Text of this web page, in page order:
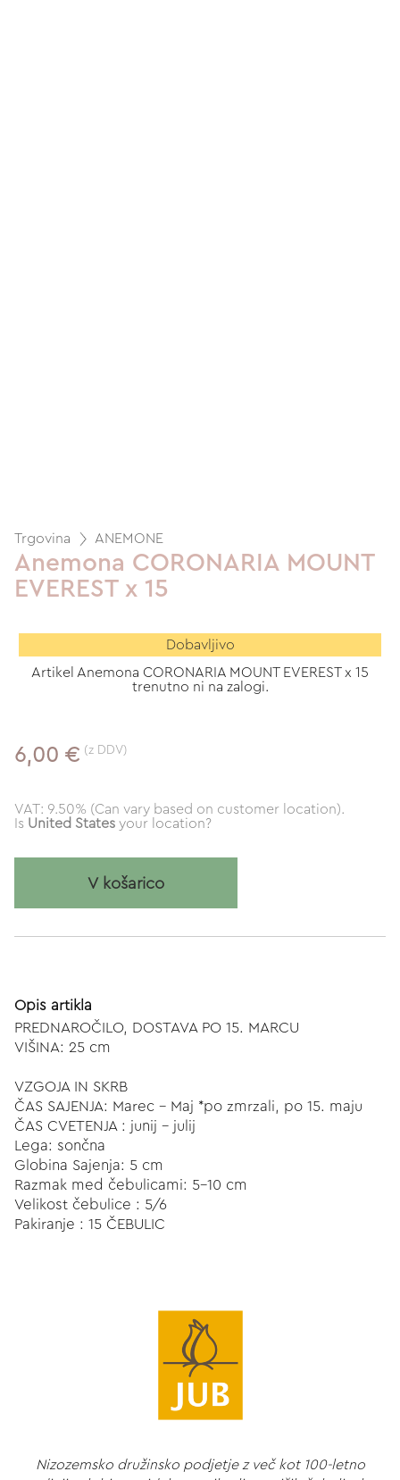
Trgovina ANEMONE
Anemona CORONARIA MOUNT
EVEREST x 15
Dobavljivo
Artikel Anemona CORONARIA MOUNT EVEREST x 15
trenutno ni na zalogi.
6,00 € (z DDV)
VAT: 9.50% (Can vary based on customer location).
Is United States your location?
V košarico
Opis artikla
PREDNAROČILO, DOSTAVA PO 15. MARCU
VIŠINA: 25 cm
VZGOJA IN SKRB
ČAS SAJENJA: Marec - Maj *po zmrzali, po 15. maju
ČAS CVETENJA : junij - julij
Lega: sončna
Globina Sajenja: 5 cm
Razmak med čebulicami: 5-10 cm
Velikost čebulice : 5/6
Pakiranje : 15 ČEBULIC
Nizozemsko družinsko podjetje z več kot 100-letno